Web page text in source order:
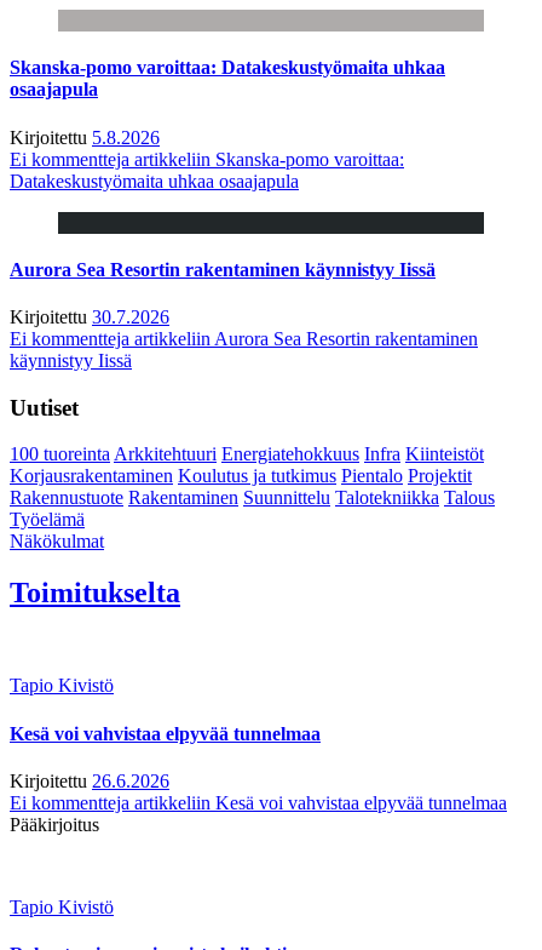
Skanska-pomo varoittaa: Datakeskustyömaita uhkaa
osaajapula
Kirjoitettu 5.8.2026
Ei kommentteja artikkeliin Skanska-pomo varoittaa:
Datakeskustyömaita uhkaa osaajapula
Aurora Sea Resortin rakentaminen käynnistyy Iissä
Kirjoitettu 30.7.2026
Ei kommentteja artikkeliin Aurora Sea Resortin rakentaminen
käynnistyy Iissä
Uutiset
100 tuoreintaArkkitehtuuri Energiatehokkuus Infra Kiinteistöt
Korjausrakentaminen Koulutus ja tutkimus Pientalo Projektit
Rakennustuote Rakentaminen Suunnittelu Talotekniikka Talous
Työelämä
Näkökulmat
Toimitukselta
Tapio Kivistö
Kesä voi vahvistaa elpyvää tunnelmaa
Kirjoitettu 26.6.2026
Ei kommentteja artikkeliin Kesä voi vahvistaa elpyvää tunnelmaa
Pääkirjoitus
Tapio Kivistö